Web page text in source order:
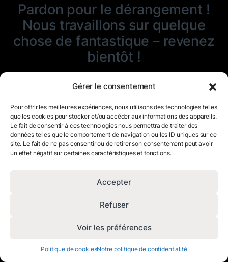
Gérer le consentement
Pour offrir les meilleures expériences, nous utilisons des technologies telles
que les cookies pour stocker et/ou accéder aux informations des appareils.
Le fait de consentir à ces technologies nous permettra de traiter des
données telles que le comportement de navigation ou les ID uniques sur ce
site. Le fait de ne pas consentir ou de retirer son consentement peut avoir
un effet négatif sur certaines caractéristiques et fonctions.
Accepter
Refuser
Voir les préférences
Politique de cookiesNotre politique de confidentialité
Pardon pour le dérangement !
Nous travaillons sur quelque
chose de fantastique – revenez
bientôt !